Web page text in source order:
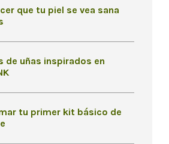
que tu piel se vea sana
de uñas inspirados en
tu primer kit básico de